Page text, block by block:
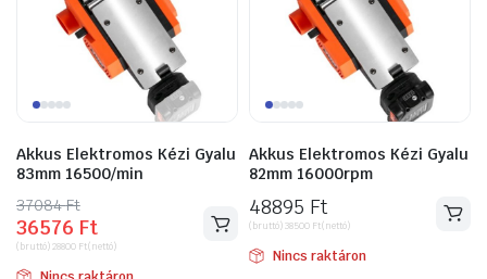
Akkus Elektromos Kézi Gyalu
83mm 16500/min
37084Ft
Original
price
was:
36576 Ft
Current
price
is:
(bruttó)28800 Ft(nettó)
Akkus Elektromos Kézi Gyalu
82mm 16000rpm
48895 Ft
(bruttó)38500 Ft(nettó)
Nincs raktáron